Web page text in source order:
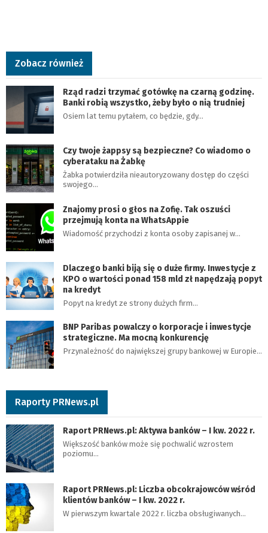
Zobacz również
Rząd radzi trzymać gotówkę na czarną godzinę.
Banki robią wszystko, żeby było o nią trudniej
Osiem lat temu pytałem, co będzie, gdy…
Czy twoje żappsy są bezpieczne? Co wiadomo o
cyberataku na Żabkę
Żabka potwierdziła nieautoryzowany dostęp do części
swojego…
Znajomy prosi o głos na Zofię. Tak oszuści
przejmują konta na WhatsAppie
Wiadomość przychodzi z konta osoby zapisanej w…
Dlaczego banki biją się o duże firmy. Inwestycje z
KPO o wartości ponad 158 mld zł napędzają popyt
na kredyt
Popyt na kredyt ze strony dużych firm…
BNP Paribas powalczy o korporacje i inwestycje
strategiczne. Ma mocną konkurencję
Przynależność do największej grupy bankowej w Europie…
Raporty PRNews.pl
Raport PRNews.pl: Aktywa banków – I kw. 2022 r.
Większość banków może się pochwalić wzrostem
poziomu…
Raport PRNews.pl: Liczba obcokrajowców wśród
klientów banków – I kw. 2022 r.
W pierwszym kwartale 2022 r. liczba obsługiwanych…